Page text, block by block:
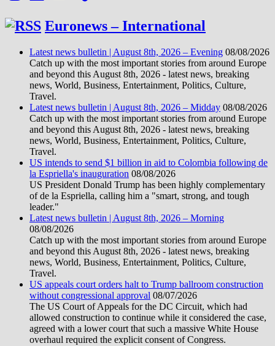
Euronews – International
Latest news bulletin | August 8th, 2026 – Evening 08/08/2026
Catch up with the most important stories from around Europe
and beyond this August 8th, 2026 - latest news, breaking
news, World, Business, Entertainment, Politics, Culture,
Travel.
Latest news bulletin | August 8th, 2026 – Midday 08/08/2026
Catch up with the most important stories from around Europe
and beyond this August 8th, 2026 - latest news, breaking
news, World, Business, Entertainment, Politics, Culture,
Travel.
US intends to send $1 billion in aid to Colombia following de
la Espriella's inauguration 08/08/2026
US President Donald Trump has been highly complementary
of de la Espriella, calling him a "smart, strong, and tough
leader."
Latest news bulletin | August 8th, 2026 – Morning
08/08/2026
Catch up with the most important stories from around Europe
and beyond this August 8th, 2026 - latest news, breaking
news, World, Business, Entertainment, Politics, Culture,
Travel.
US appeals court orders halt to Trump ballroom construction
without congressional approval 08/07/2026
The US Court of Appeals for the DC Circuit, which had
allowed construction to continue while it considered the case,
agreed with a lower court that such a massive White House
overhaul required the explicit consent of Congress.